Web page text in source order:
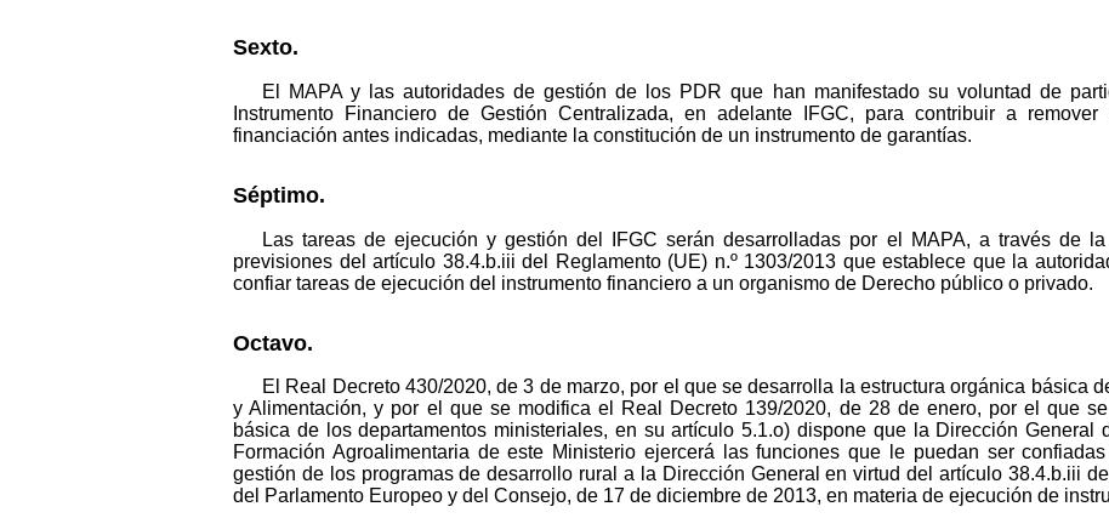
Sexto.
El MAPA y las autoridades de gestión de los PDR que han manifestado su voluntad de
Instrumento Financiero de Gestión Centralizada, en adelante IFGC, para contribuir a
financiación antes indicadas, mediante la constitución de un instrumento de garantías.
Séptimo.
Las tareas de ejecución y gestión del IFGC serán desarrolladas por el MAPA, a través de
previsiones del artículo 38.4.b.iii del Reglamento (UE) n.º 1303/2013 que establece que la
confiar tareas de ejecución del instrumento financiero a un organismo de Derecho público o privado.
Octavo.
El Real Decreto 430/2020, de 3 de marzo, por el que se desarrolla la estructura orgánica básica
y Alimentación, y por el que se modifica el Real Decreto 139/2020, de 28 de enero, por el que
básica de los departamentos ministeriales, en su artículo 5.1.o) dispone que la Dirección General
Formación Agroalimentaria de este Ministerio ejercerá las funciones que le puedan ser
gestión de los programas de desarrollo rural a la Dirección General en virtud del artículo 38.4.b.iii
del Parlamento Europeo y del Consejo, de 17 de diciembre de 2013, en materia de ejecución de